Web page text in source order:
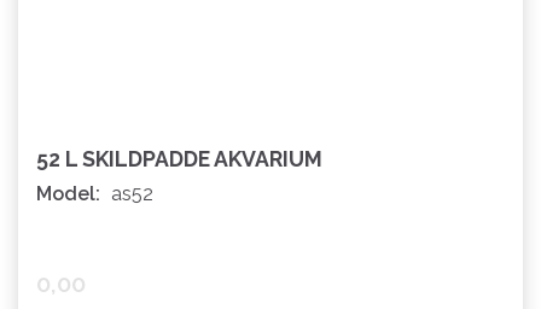
52 L SKILDPADDE AKVARIUM
Model: as52
0,00